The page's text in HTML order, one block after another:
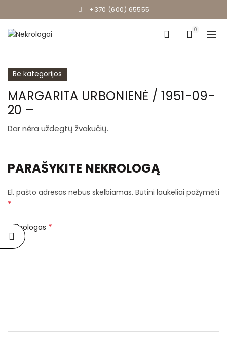
+370 (600) 65555
0
Be kategorijos
MARGARITA URBONIENĖ / 1951-09-
20 –
Dar nėra uždegtų žvakučių.
PARAŠYKITE NEKROLOGĄ
El. pašto adresas nebus skelbiamas. Būtini laukeliai pažymėti
*
Nekrologas *